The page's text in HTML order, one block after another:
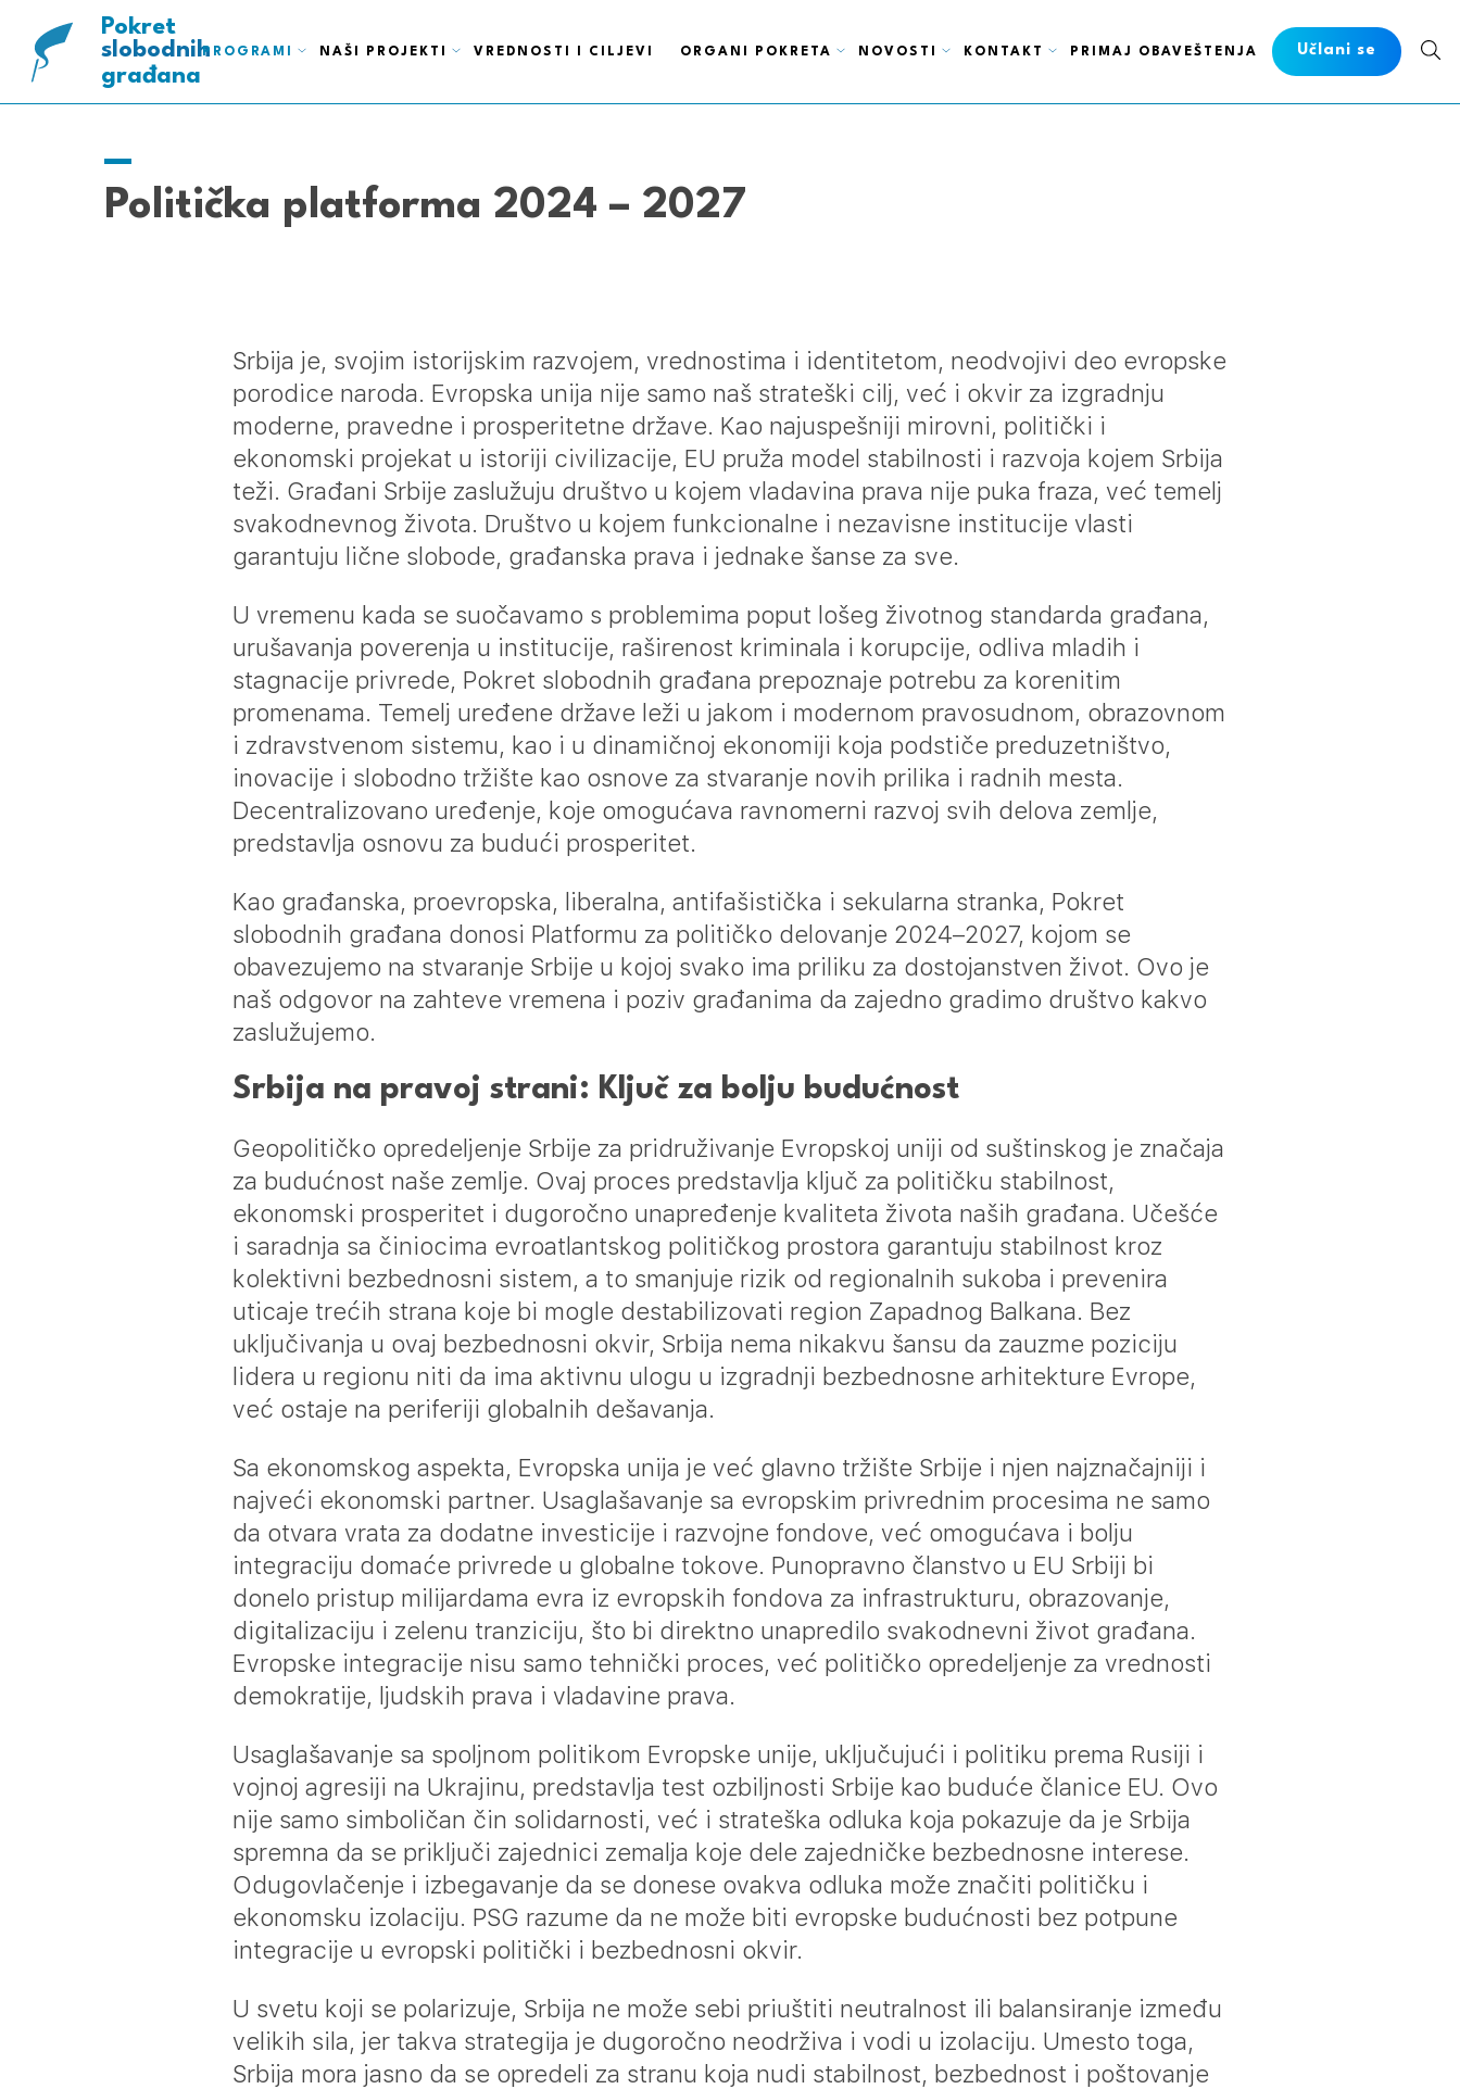
Pokret
pametnih
slobodnih
građana
PROGRAMI NAŠI PROJEKTI VREDNOSTI I CILJEVI ORGANI POKRETA NOVOSTI KONTAKT PRIMAJ OBAVEŠTENJA Učlani se
Politička platforma 2024 – 2027
Srbija je, svojim istorijskim razvojem, vrednostima i identitetom, neodvojivi deo evropske
porodice naroda. Evropska unija nije samo naš strateški cilj, već i okvir za izgradnju
moderne, pravedne i prosperitetne države. Kao najuspešniji mirovni, politički i
ekonomski projekat u istoriji civilizacije, EU pruža model stabilnosti i razvoja kojem Srbija
teži. Građani Srbije zaslužuju društvo u kojem vladavina prava nije puka fraza, već temelj
svakodnevnog života. Društvo u kojem funkcionalne i nezavisne institucije vlasti
garantuju lične slobode, građanska prava i jednake šanse za sve.
U vremenu kada se suočavamo s problemima poput lošeg životnog standarda građana,
urušavanja poverenja u institucije, raširenost kriminala i korupcije, odliva mladih i
stagnacije privrede, Pokret slobodnih građana prepoznaje potrebu za korenitim
promenama. Temelj uređene države leži u jakom i modernom pravosudnom, obrazovnom
i zdravstvenom sistemu, kao i u dinamičnoj ekonomiji koja podstiče preduzetništvo,
inovacije i slobodno tržište kao osnove za stvaranje novih prilika i radnih mesta.
Decentralizovano uređenje, koje omogućava ravnomerni razvoj svih delova zemlje,
predstavlja osnovu za budući prosperitet.
Kao građanska, proevropska, liberalna, antifašistička i sekularna stranka, Pokret
slobodnih građana donosi Platformu za političko delovanje 2024–2027, kojom se
obavezujemo na stvaranje Srbije u kojoj svako ima priliku za dostojanstven život. Ovo je
naš odgovor na zahteve vremena i poziv građanima da zajedno gradimo društvo kakvo
zaslužujemo.
Srbija na pravoj strani: Ključ za bolju budućnost
Geopolitičko opredeljenje Srbije za pridruživanje Evropskoj uniji od suštinskog je značaja
za budućnost naše zemlje. Ovaj proces predstavlja ključ za političku stabilnost,
ekonomski prosperitet i dugoročno unapređenje kvaliteta života naših građana. Učešće
i saradnja sa činiocima evroatlantskog političkog prostora garantuju stabilnost kroz
kolektivni bezbednosni sistem, a to smanjuje rizik od regionalnih sukoba i prevenira
uticaje trećih strana koje bi mogle destabilizovati region Zapadnog Balkana. Bez
uključivanja u ovaj bezbednosni okvir, Srbija nema nikakvu šansu da zauzme poziciju
lidera u regionu niti da ima aktivnu ulogu u izgradnji bezbednosne arhitekture Evrope,
već ostaje na periferiji globalnih dešavanja.
Sa ekonomskog aspekta, Evropska unija je već glavno tržište Srbije i njen najznačajniji i
najveći ekonomski partner. Usaglašavanje sa evropskim privrednim procesima ne samo
da otvara vrata za dodatne investicije i razvojne fondove, već omogućava i bolju
integraciju domaće privrede u globalne tokove. Punopravno članstvo u EU Srbiji bi
donelo pristup milijardama evra iz evropskih fondova za infrastrukturu, obrazovanje,
digitalizaciju i zelenu tranziciju, što bi direktno unapredilo svakodnevni život građana.
Evropske integracije nisu samo tehnički proces, već političko opredeljenje za vrednosti
demokratije, ljudskih prava i vladavine prava.
Usaglašavanje sa spoljnom politikom Evropske unije, uključujući i politiku prema Rusiji i
vojnoj agresiji na Ukrajinu, predstavlja test ozbiljnosti Srbije kao buduće članice EU. Ovo
nije samo simboličan čin solidarnosti, već i strateška odluka koja pokazuje da je Srbija
spremna da se priključi zajednici zemalja koje dele zajedničke bezbednosne interese.
Odugovlačenje i izbegavanje da se donese ovakva odluka može značiti političku i
ekonomsku izolaciju. PSG razume da ne može biti evropske budućnosti bez potpune
integracije u evropski politički i bezbednosni okvir.
U svetu koji se polarizuje, Srbija ne može sebi priuštiti neutralnost ili balansiranje između
velikih sila, jer takva strategija je dugoročno neodrživa i vodi u izolaciju. Umesto toga,
Srbija mora jasno da se opredeli za stranu koja nudi stabilnost, bezbednost i poštovanje